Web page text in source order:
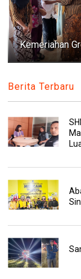
Kemeriahan
Berita Terbaru